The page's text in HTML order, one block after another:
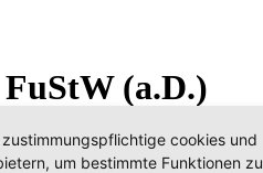
(a.D.)
cookies und
um bestimmte Funktionen zu